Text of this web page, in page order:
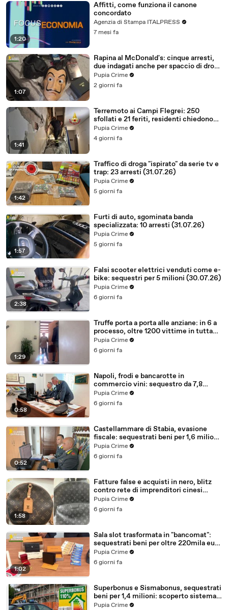
1:20
Affitti, come funziona il canone
concordato
Agenzia di Stampa ITALPRESS
7 mesi fa
1:07
Rapina al McDonald's: cinque arresti,
due indagati anche per spaccio di droga
(03.08.26)
Pupia Crime
2 giorni fa
1:41
Terremoto ai Campi Flegrei: 250
sfollati e 21 feriti, residenti chiedono
certezze sul futuro (01.08.26)
Pupia Crime
4 giorni fa
1:42
Traffico di droga "ispirato" da serie tv e
trap: 23 arresti (31.07.26)
Pupia Crime
5 giorni fa
1:57
Furti di auto, sgominata banda
specializzata: 10 arresti (31.07.26)
Pupia Crime
5 giorni fa
2:38
Falsi scooter elettrici venduti come e-
bike: sequestri per 5 milioni (30.07.26)
Pupia Crime
6 giorni fa
1:29
Truffe porta a porta alle anziane: in 6 a
processo, oltre 1200 vittime in tutta
Italia (30.07.26)
Pupia Crime
6 giorni fa
0:58
Napoli, frodi e bancarotte in
commercio vini: sequestro da 7,8
milioni (30.07.26)
Pupia Crime
6 giorni fa
0:52
Castellammare di Stabia, evasione
fiscale: sequestrati beni per 1,6 milioni
ad un consorzio navale (29.07.26)
Pupia Crime
6 giorni fa
1:58
Fatture false e acquisti in nero, blitz
contro rete di imprenditori cinesi
sequestri per 8,5 milioni (29.07.26)
Pupia Crime
6 giorni fa
1:02
Sala slot trasformata in "bancomat":
sequestrati beni per oltre 220mila euro
a due coniugi (29.07.26)
Pupia Crime
6 giorni fa
Superbonus e Sismabonus, sequestrati
beni per 1,4 milioni: scoperto sistema
con false abitazioni (29.07.26)
Pupia Crime